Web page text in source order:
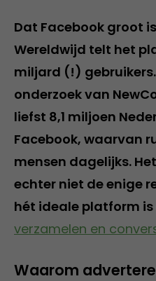
Dat Facebook groot
Wereldwijd telt het
miljard (!)
onderzoek van
liefst 8,1 miljoen
Facebook, waarvan
mensen dagelijks.
echter niet de enige
hét ideale platform is
verzamelen en
Waarom